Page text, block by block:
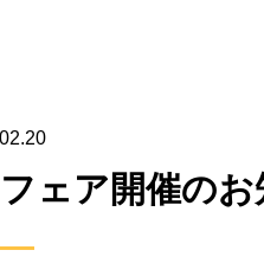
ェア開催のお